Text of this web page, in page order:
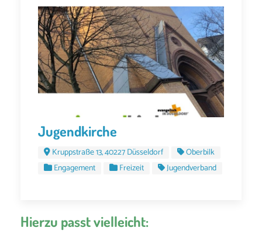
Jugendkirche
Kruppstraße 13, 40227 Düsseldorf
Oberbilk
Engagement
Freizeit Jugendverband
Hierzu passt vielleicht: